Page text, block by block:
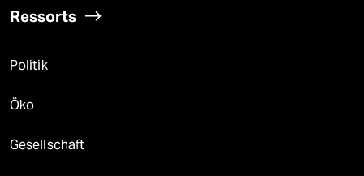
Ressorts
Politik
Öko
Gesellschaft